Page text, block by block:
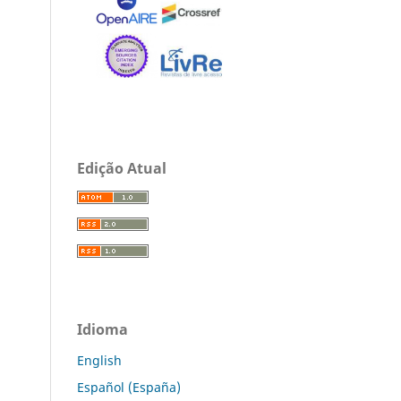
Edição Atual
Idioma
English
Español (España)